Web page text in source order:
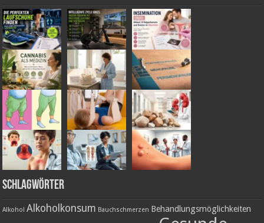
Schlagwörter
Alkohol Alkoholkonsum Bauchschmerzen Behandlungsmöglichkeiten